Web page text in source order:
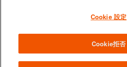
よくあるご質問
Cookie 設定
Cookie拒否